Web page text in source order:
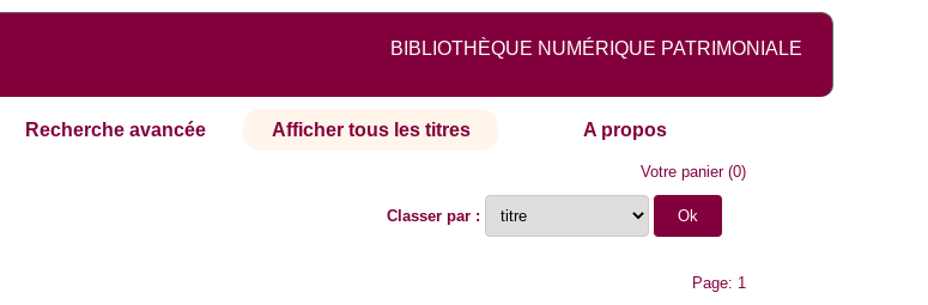
BIBLIOTHÈQUE NUMÉRIQUE PATRIMONIALE
Recherche avancée Afficher tous les titres A propos
Votre panier(0)
Classer par :
Page: 1